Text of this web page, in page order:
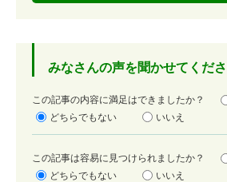
みなさんの声を聞かせてくだ
満
足
この記事の内容に満足はできましたか？
どちらでもない
いいえ
容
易
この記事は容易に見つけられましたか？
どちらでもない
いいえ